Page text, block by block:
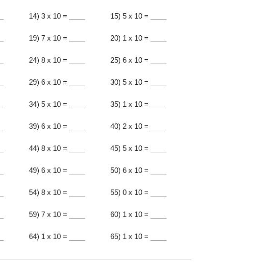
14) 3 x 10 = ____ 15) 5 x 10 = ____
19) 7 x 10 = ____ 20) 1 x 10 = ____
24) 8 x 10 = ____ 25) 6 x 10 = ____
29) 6 x 10 = ____ 30) 5 x 10 = ____
34) 5 x 10 = ____ 35) 1 x 10 = ____
39) 6 x 10 = ____ 40) 2 x 10 = ____
44) 8 x 10 = ____ 45) 5 x 10 = ____
49) 6 x 10 = ____ 50) 6 x 10 = ____
54) 8 x 10 = ____ 55) 0 x 10 = ____
59) 7 x 10 = ____ 60) 1 x 10 = ____
64) 1 x 10 = ____ 65) 1 x 10 = ____